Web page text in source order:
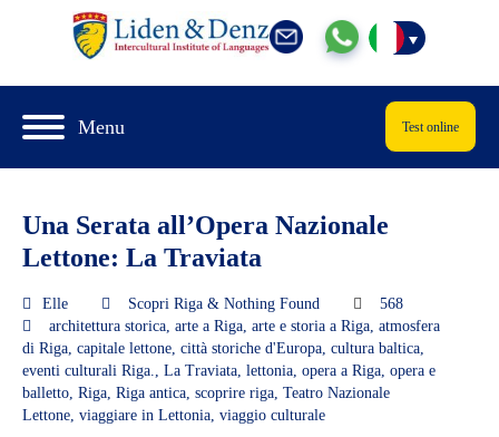
Menu Test online
Una Serata all’Opera Nazionale
Lettone: La Traviata
Elle Scopri Riga & Nothing Found
568
architettura storica arte a Riga arte e storia a Riga atmosfera
di Riga capitale lettone città storiche d'Europa cultura baltica
eventi culturali Riga.
La Traviata lettonia opera a Riga opera e
balletto Riga Riga antica scoprire riga Teatro Nazionale
Lettone viaggiare in Lettonia viaggio culturale